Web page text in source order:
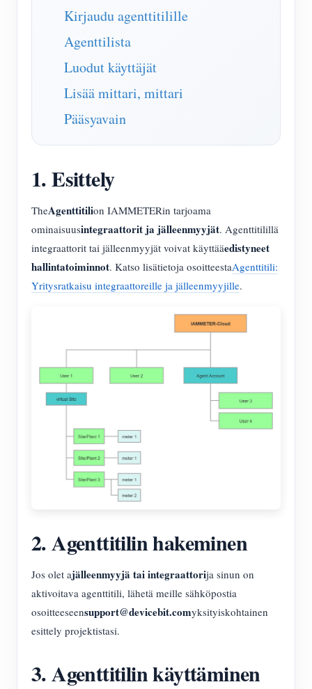
Sovellukset
Aurinkosähköjärjestelmän energianäyttö
Sähkönkulutuksen seuranta
Kodin automatisointi
Store
Resurssit
Tuotteen pika-aloitus
Opetusvideo
FAQ
Uutiset
Yhteisö
Kehittäjä
Tutkia
Palkinto-ohjelma
Ottaa yhteyttä
Meistä
Kirjaudu agenttitilille
Agenttilista
Luodut käyttäjät
Lisää mittari, mittari
Pääsyavain
1. Esittely
TheAgenttitilion IAMMETERin tarjoama
ominaisuusintegraattorit ja jälleenmyyjät. Agenttitilillä
integraattorit tai jälleenmyyjät voivat käyttääedistyneet
hallintatoiminnot. Katso lisätietoja osoitteestaAgenttitili:
Yritysratkaisu integraattoreille ja jälleenmyyjille.
2. Agenttitilin hakeminen
Jos olet ajälleenmyyjä tai integraattorija sinun on
aktivoitava agenttitili, lähetä meille sähköpostia
osoitteeseensupport@devicebit.comyksityiskohtainen
esittely projektistasi.
3. Agenttitilin käyttäminen